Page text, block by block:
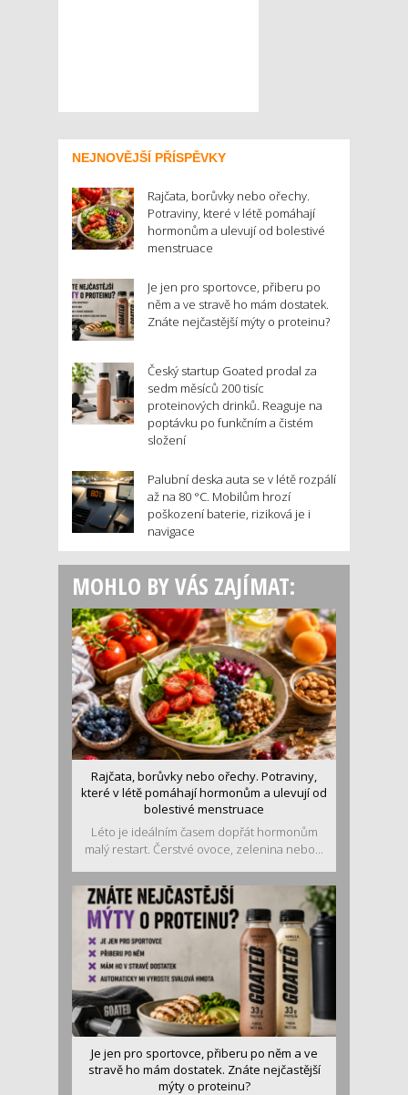
NEJNOVĚJŠÍ PŘÍSPĚVKY
Rajčata, borůvky nebo ořechy.
Potraviny, které v létě pomáhají
hormonům a ulevují od bolestivé
menstruace
Je jen pro sportovce, přiberu po
něm a ve stravě ho mám dostatek.
Znáte nejčastější mýty o proteinu?
Český startup Goated prodal za
sedm měsíců 200 tisíc
proteinových drinků. Reaguje na
poptávku po funkčním a čistém
složení
Palubní deska auta se v létě rozpálí
až na 80 °C. Mobilům hrozí
poškození baterie, riziková je i
navigace
MOHLO BY VÁS ZAJÍMAT:
Rajčata, borůvky nebo ořechy. Potraviny,
které v létě pomáhají hormonům a ulevují od
bolestivé menstruace
Léto je ideálním časem dopřát hormonům
malý restart. Čerstvé ovoce, zelenina nebo...
Je jen pro sportovce, přiberu po něm a ve
stravě ho mám dostatek. Znáte nejčastější
mýty o proteinu?